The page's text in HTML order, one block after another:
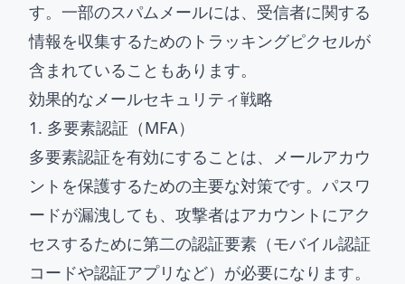
す。一部のスパムメールには、受信者に関する
情報を収集するためのトラッキングピクセルが
含まれていることもあります。
効果的なメールセキュリティ戦略
1. 多要素認証（MFA）
多要素認証を有効にすることは、メールアカウ
ントを保護するための主要な対策です。パスワ
ードが漏洩しても、攻撃者はアカウントにアク
セスするために第二の認証要素（モバイル認証
コードや認証アプリなど）が必要になります。